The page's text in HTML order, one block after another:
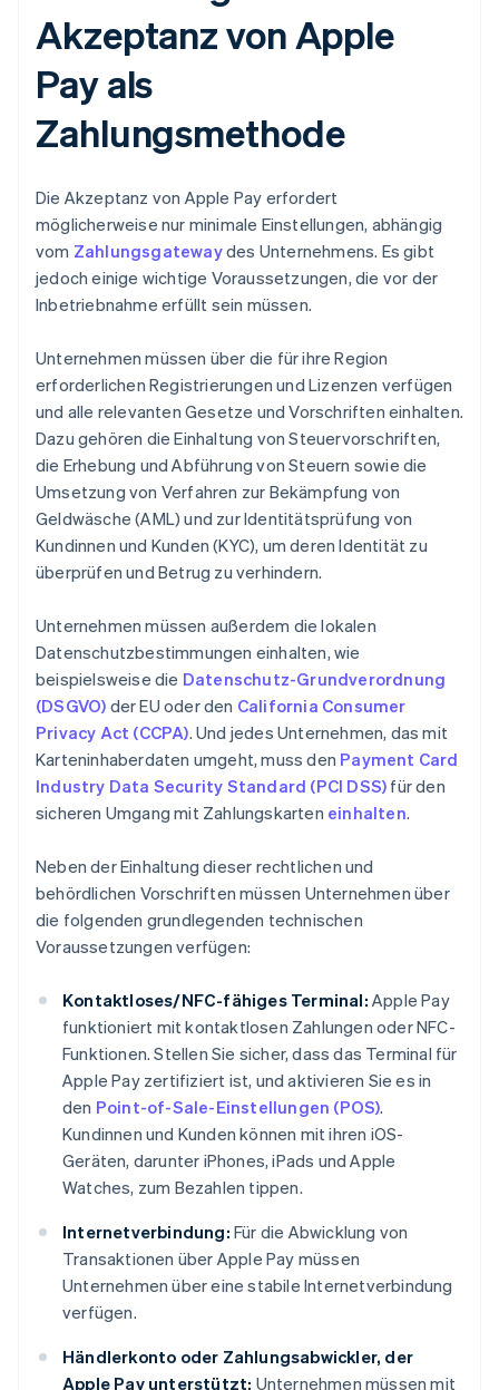
Akzeptanz von Apple
Pay als
Zahlungsmethode
Die Akzeptanz von Apple Pay erfordert
möglicherweise nur minimale Einstellungen, abhängig
vom Zahlungsgatewaydes Unternehmens. Es gibt
jedoch einige wichtige Voraussetzungen, die vor der
Inbetriebnahme erfüllt sein müssen.
Unternehmen müssen über die für ihre Region
erforderlichen Registrierungen und Lizenzen verfügen
und alle relevanten Gesetze und Vorschriften einhalten.
Dazu gehören die Einhaltung von Steuervorschriften,
die Erhebung und Abführung von Steuern sowie die
Umsetzung von Verfahren zur Bekämpfung von
Geldwäsche (AML) und zur Identitätsprüfung von
Kundinnen und Kunden (KYC), um deren Identität zu
überprüfen und Betrug zu verhindern.
Unternehmen müssen außerdem die lokalen
Datenschutzbestimmungen einhalten, wie
beispielsweise die Datenschutz-Grundverordnung
(DSGVO) der EU oder den California Consumer
Privacy Act (CCPA). Und jedes Unternehmen, das mit
Karteninhaberdaten umgeht, muss den Payment Card
Industry Data Security Standard (PCI DSS) für den
sicheren Umgang mit Zahlungskarten einhalten.
Neben der Einhaltung dieser rechtlichen und
behördlichen Vorschriften müssen Unternehmen über
die folgenden grundlegenden technischen
Voraussetzungen verfügen:
Kontaktloses/NFC-fähiges Terminal: Apple Pay
funktioniert mit kontaktlosen Zahlungen oder NFC-
Funktionen. Stellen Sie sicher, dass das Terminal für
Apple Pay zertifiziert ist, und aktivieren Sie es in
den Point-of-Sale-Einstellungen (POS).
Kundinnen und Kunden können mit ihren iOS-
Geräten, darunter iPhones, iPads und Apple
Watches, zum Bezahlen tippen.
Internetverbindung: Für die Abwicklung von
Transaktionen über Apple Pay müssen
Unternehmen über eine stabile Internetverbindung
verfügen.
Händlerkonto oder Zahlungsabwickler, der
Apple Pay unterstützt: Unternehmen müssen mit